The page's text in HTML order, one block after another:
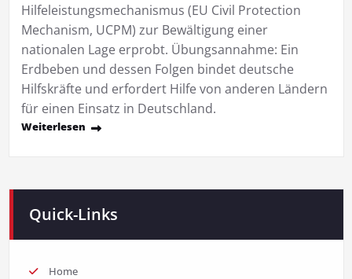
Hilfeleistungsmechanismus (EU Civil Protection
Mechanism, UCPM) zur Bewältigung einer
nationalen Lage erprobt. Übungsannahme: Ein
Erdbeben und dessen Folgen bindet deutsche
Hilfskräfte und erfordert Hilfe von anderen Ländern
für einen Einsatz in Deutschland.
Weiterlesen
Quick-Links
Home